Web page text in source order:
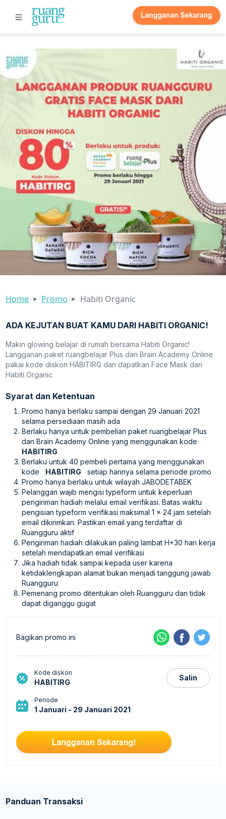
Home Promo Habiti Organic
ADA KEJUTAN BUAT KAMU DARI HABITI ORGANIC!
Makin glowing belajar di rumah bersama Habiti Organic!
Langganan paket ruangbelajar Plus dan Brain Academy Online
pakai kode diskon HABITIRG dan dapatkan Face Mask dari
Habiti Organic
Syarat dan Ketentuan
Promo hanya berlaku sampai dengan 29 Januari 2021
selama persediaan masih ada
Berlaku hanya untuk pembelian paket ruangbelajar Plus
dan Brain Academy Online yang menggunakan kode
HABITIRG
Berlaku untuk 40 pembeli pertama yang menggunakan
kode
HABITIRG
setiap harinya selama periode promo
Promo hanya berlaku untuk wilayah JABODETABEK
Pelanggan wajib mengisi typeform untuk keperluan
pengiriman hadiah melalui email verifikasi. Batas waktu
pengisian typeform verifikasi maksimal 1 x 24 jam setelah
email dikirimkan. Pastikan email yang terdaftar di
Ruangguru aktif
Pengiriman hadiah dilakukan paling lambat H+30 hari kerja
setelah mendapatkan email verifikasi
Jika hadiah tidak sampai kepada user karena
ketidaklengkapan alamat bukan menjadi tanggung jawab
Ruangguru
Pemenang promo ditentukan oleh Ruangguru dan tidak
dapat diganggu gugat
Bagikan promo ini
Kode diskon
HABITIRG
Salin
Periode
1 Januari - 29 Januari 2021
Panduan Transaksi